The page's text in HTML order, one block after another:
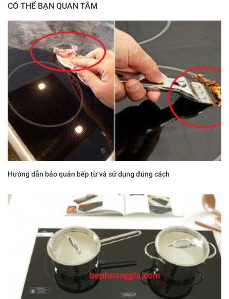
CÓ THỂ BẠN QUAN TÂM
Hướng dẫn bảo quản bếp từ và sử dụng đúng cách